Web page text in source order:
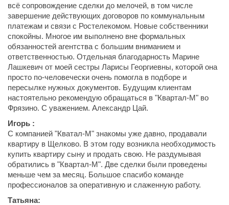
всё сопровождение сделки до мелочей, в том числе
завершение действующих договоров по коммунальным
платежам и связи с Ростелекомом. Новые собственники
спокойны. Многое им выполнено вне формальных
обязанностей агентства с большим вниманием и
ответственностью. Отдельная благодарность Марине
Лашкевич от моей сестры Ларисы Георгиевны, которой она
просто по-человечески очень помогла в подборе и
пересылке нужных документов. Будущим клиентам
настоятельно рекомендую обращаться в "Квартал-М" во
Фрязино. С уважением. Александр Цай.
Игорь :
С компанией "Кватал-М" знакомы уже давно, продавали
квартиру в Щелково. В этом году возникла необходимость
купить квартиру сыну и продать свою. Не раздумывая
обратились в "Квартал-М". Две сделки были проведены
меньше чем за месяц. Большое спасибо команде
профессионалов за оперативную и слаженную работу.
Татьяна: